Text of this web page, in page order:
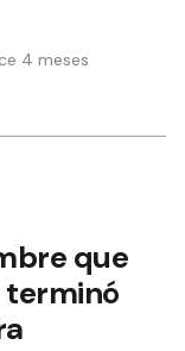
4 meses
que
terminó